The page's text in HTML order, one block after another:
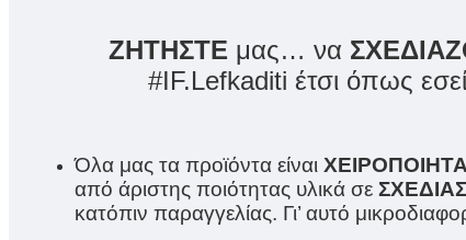
ΖΗΤΗΣΤΕ μας… να
#IF.Lefkaditi έτσι όπως
Όλα μας τα προϊόντα είναι ΧΕΙΡΟΠΟΙΗΤΑ
από άριστης ποιότητας υλικά σε
κατόπιν παραγγελίας. Γι’ αυτό